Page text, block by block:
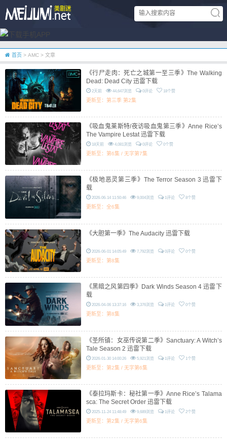
首页 > AMC > 文章
《行尸走肉：死亡之城第一至三季》The Walking
Dead: Dead City 迅雷下载
2天前 44,647浏览 0评论 18个赞
更新至：第三季 第2集
《吸血鬼莱斯特/夜访吸血鬼第三季》Anne Rice’s
The Vampire Lestat 迅雷下载
18天前 4,081浏览 0评论 0个赞
更新至：第6集 / 无字第7集
《极地恶灵第三季》The Terror Season 3 迅雷下
载
2026-06-14 11:50:46 9,004浏览 1评论 8个赞
更新至：全6集
《大胆第一季》The Audacity 迅雷下载
2026-06-01 14:05:49 7,792浏览 0评论 0个赞
更新至：第8集
《黑暗之风第四季》Dark Winds Season 4 迅雷下
载
2026-04-06 13:37:16 3,376浏览 1评论 0个赞
更新至：第8集
《圣所镇：女巫传说第二季》Sanctuary: A Witch’s
Tale Season 2 迅雷下载
2026-01-30 14:00:26 5,921浏览 1评论 1个赞
更新至：第2集 / 无字第6集
《泰拉玛斯卡：秘社第一季》Anne Rice’s Talama
sca: The Secret Order 迅雷下载
2025-11-24 11:48:49 9,689浏览 1评论 2个赞
更新至：第2集 / 无字第6集